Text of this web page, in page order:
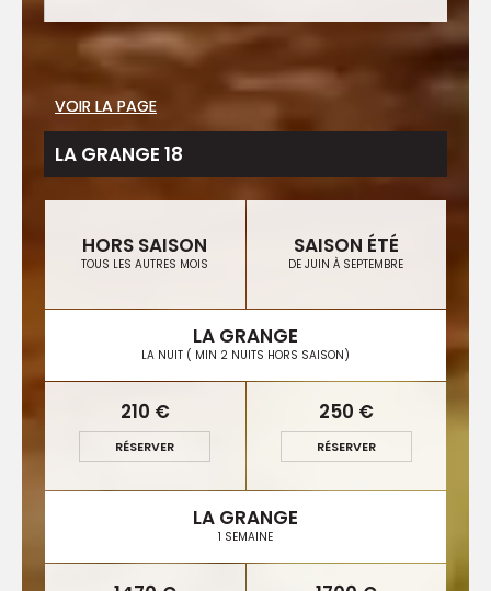
LA GRANGE 18
HORS SAISON
TOUS LES AUTRES MOIS
SAISON ÉTÉ
DE JUIN À SEPTEMBRE
LA GRANGE
LA NUIT ( MIN 2 NUITS HORS SAISON)
210 €
RÉSERVER
250 €
RÉSERVER
VOIR LA PAGE
LA GRANGE
1 SEMAINE
VOIR LA PAGE